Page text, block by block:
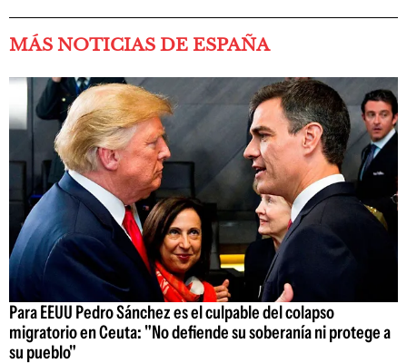
MÁS NOTICIAS DE ESPAÑA
Para EEUU Pedro Sánchez es el culpable del colapso
migratorio en Ceuta: "No defiende su soberanía ni protege a
su pueblo"